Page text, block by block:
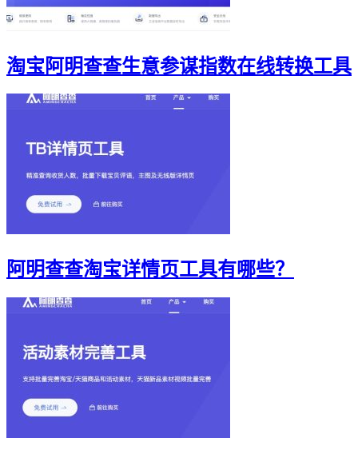
淘宝阿明查查生意参谋指数在线转换工具
阿明查查淘宝详情页工具有哪些？